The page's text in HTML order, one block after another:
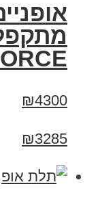
₪4300
₪3285